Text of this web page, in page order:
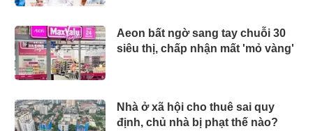
Aeon bất ngờ sang tay chuỗi 30
siêu thị, chấp nhận mất 'mỏ vàng'
Nhà ở xã hội cho thuê sai quy
định, chủ nhà bị phạt thế nào?